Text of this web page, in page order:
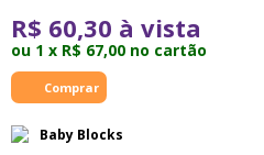
R$ 60,30 à vista
ou 1 x R$ 67,00 no cartão
Baby Blocks